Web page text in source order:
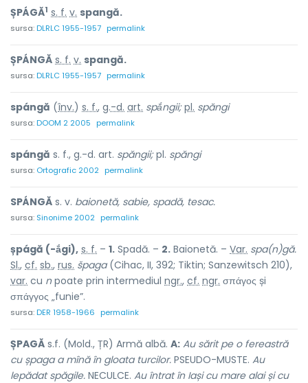
ȘPÁGĂ1 s. f. v. spangă.
sursa:DLRLC 1955-1957 permalink
ȘPÁNGĂ s. f. v. spangă.
sursa:DLRLC 1955-1957 permalink
spángă (înv.) s. f., g.-d. art. spắngii; pl. spăngi
sursa:DOOM 2 2005 permalink
spángă s. f., g.-d. art. spăngii;pl. spăngi
sursa: Ortografic 2002 permalink
SPÁNGĂ s. v. baionetă, sabie, spadă, tesac.
sursa: Sinonime 2002 permalink
șpágă (-ắgi), s. f. – 1. Spadă. – 2. Baionetă. – Var. spa(n)gă.
Sl., cf. sb., rus. špaga(Cihac, II, 392; Tiktin; Sanzewitsch 210),
var. cu npoate prin intermediul ngr., cf. ngr. σπάγος și
σπάγγος „funie”.
sursa:DER 1958-1966 permalink
ȘPAGĂ s.f. (Mold., ȚR) Armă albă. A: Au sărit pe o fereastră
cu șpaga a mînă în gloata turcilor. PSEUDO-MUSTE. Au
lepădat spăgile. NECULCE. Au întrat în Iași cu mare alai și cu